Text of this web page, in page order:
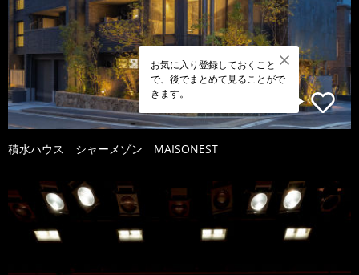
お気に入り登録しておくこと
で、後でまとめて見ることがで
きます。
積水ハウス シャーメゾン MAISONEST